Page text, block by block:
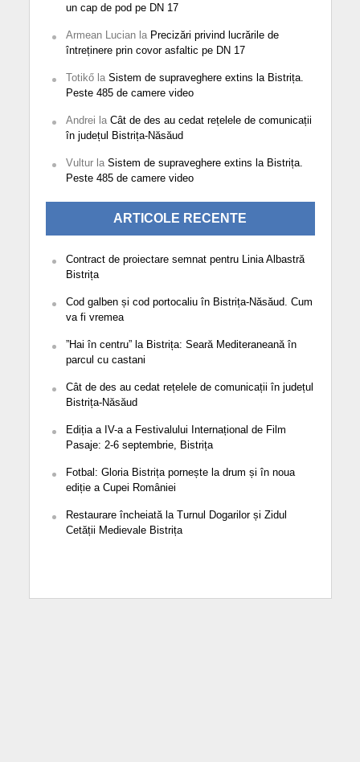
un cap de pod pe DN 17
Armean Lucianla Precizări privind lucrările de
întreținere prin covor asfaltic pe DN 17
Totikőla Sistem de supraveghere extins la Bistrița.
Peste 485 de camere video
Andrei la Cât de des au cedat rețelele de comunicații
în județul Bistrița-Năsăud
Vulturla Sistem de supraveghere extins la Bistrița.
Peste 485 de camere video
ARTICOLE RECENTE
Contract de proiectare semnat pentru Linia Albastră
Bistrița
Cod galben și cod portocaliu în Bistrița-Năsăud. Cum
va fi vremea
”Hai în centru” la Bistrița: Seară Mediteraneană în
parcul cu castani
Cât de des au cedat rețelele de comunicații în județul
Bistrița-Năsăud
Ediția a IV-a a Festivalului Internațional de Film
Pasaje: 2-6 septembrie, Bistrița
Fotbal: Gloria Bistrița pornește la drum și în noua
ediție a Cupei României
Restaurare încheiată la Turnul Dogarilor și Zidul
Cetății Medievale Bistrița